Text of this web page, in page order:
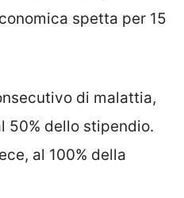
spetta per 15
di malattia,
50% dello stipendio.
al 100% della